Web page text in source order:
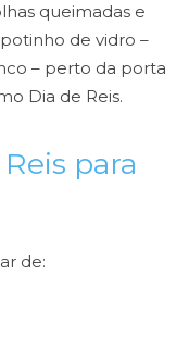
queimadas e
de vidro –
– perto da porta
Dia de Reis.
para
de: